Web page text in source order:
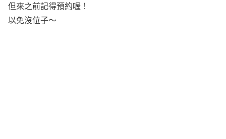
但來之前記得預約喔！
以免沒位子～